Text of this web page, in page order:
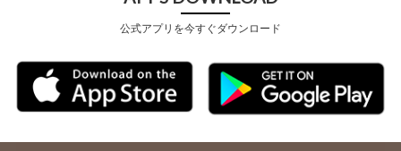
公式アプリを今すぐダウンロード